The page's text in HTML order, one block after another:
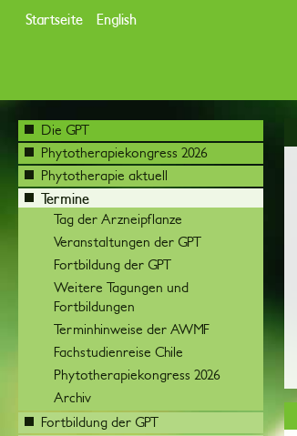
Startseite English
Die GPT
Phytotherapiekongress 2026
Phytotherapie aktuell
Termine
Tag der Arzneipflanze
Veranstaltungen der GPT
Fortbildung der GPT
Weitere Tagungen und
Fortbildungen
Terminhinweise der AWMF
Fachstudienreise Chile
Phytotherapiekongress 2026
Archiv
Fortbildung der GPT